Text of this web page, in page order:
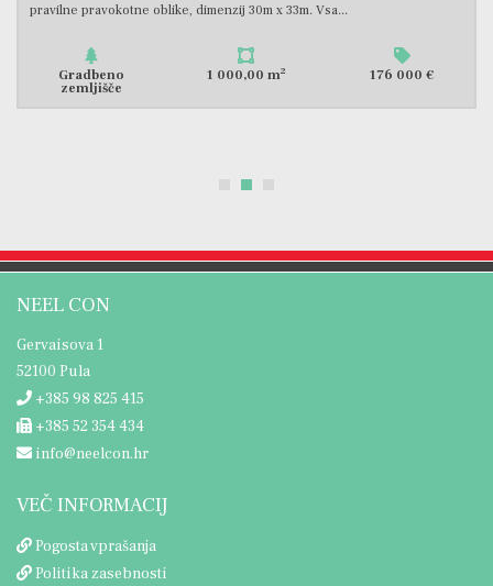
neposrednim dostopom do asfaltirane ceste. Parcela je popolnoma...
Gradbeno
zemljišče
878,00 m 175 000 €
NEEL CON
Gervaisova 1
52100 Pula
+385 98 825 415
+385 52 354 434
info@neelcon.hr
VEČ INFORMACIJ
Pogosta vprašanja
Politika zasebnosti